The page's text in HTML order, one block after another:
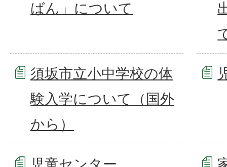
ばん」について
須坂市立小中学校の体
験入学について（国外
から）